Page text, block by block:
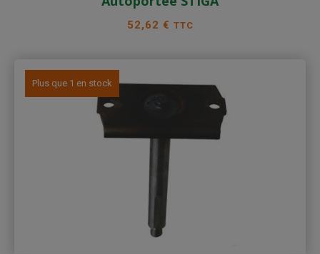
Prix
52,62 € TTC
Plus que 1 en stock